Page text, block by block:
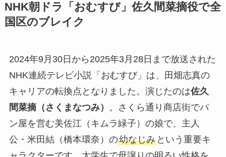
NHK朝ドラ「おむすび」佐久間菜摘役で全
国区のブレイク
2024年9月30日から2025年3月28日まで放送された
NHK連続テレビ小説「おむすび」は、田畑志真の
キャリアの転換点となりました。演じたのは佐久
間菜摘（さくまなつみ）
。さくら通り商店街でパ
ン屋を営む美佐江（キムラ緑子）の娘で、主人
公・米田結（橋本環奈）の幼なじみという重要キ